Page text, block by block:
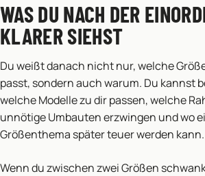
WAS DU NACH DER
KLARER SIEHST
Du weißt danach nicht nur, welche
passt, sondern auch warum. Du kannst
welche Modelle zu dir passen, welche
unnötige Umbauten erzwingen und wo
Größenthema später teuer werden kann.
Wenn du zwischen zwei Größen